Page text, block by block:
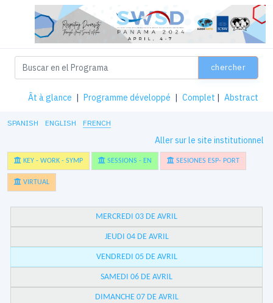
chercher
Ât à glance | Programme développé | Complet | Abstract
SPANISH ENGLISH FRENCH
Aller sur le site institutionnel
KEY - WORK - SYMP SESSIONS - EN SESIONES ESP- PORT
VIRTUAL
MERCREDI 03 DE AVRIL
JEUDI 04 DE AVRIL
VENDREDI 05 DE AVRIL
SAMEDI 06 DE AVRIL
DIMANCHE 07 DE AVRIL